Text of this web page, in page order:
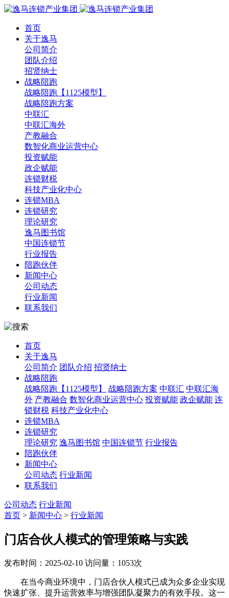
首页
关于逸马
公司简介
团队介绍
招贤纳士
战略陪跑
战略陪跑【1125模型】
战略陪跑方案
中联汇
中联汇海外
产教融合
数智化商业运营中心
投资赋能
政企赋能
连锁财税
科技产业化中心
连锁MBA
连锁研究
理论研究
逸马图书馆
中国连锁节
行业报告
陪跑伙伴
新闻中心
公司动态
行业新闻
联系我们
首页
关于逸马
公司简介 团队介绍 招贤纳士
战略陪跑
战略陪跑【1125模型】
战略陪跑方案 中联汇 中联汇海
外 产教融合 数智化商业运营中心 投资赋能 政企赋能 连
锁财税 科技产业化中心
连锁MBA
连锁研究
理论研究 逸马图书馆 中国连锁节 行业报告
陪跑伙伴
新闻中心
公司动态 行业新闻
联系我们
公司动态 行业新闻
首页 > 新闻中心 > 行业新闻
门店合伙人模式的管理策略与实践
发布时间：2025-02-10 访问量：1053次
在当今商业环境中，门店合伙人模式已成为众多企业实现
快速扩张、提升运营效率与增强团队凝聚力的有效手段。这一